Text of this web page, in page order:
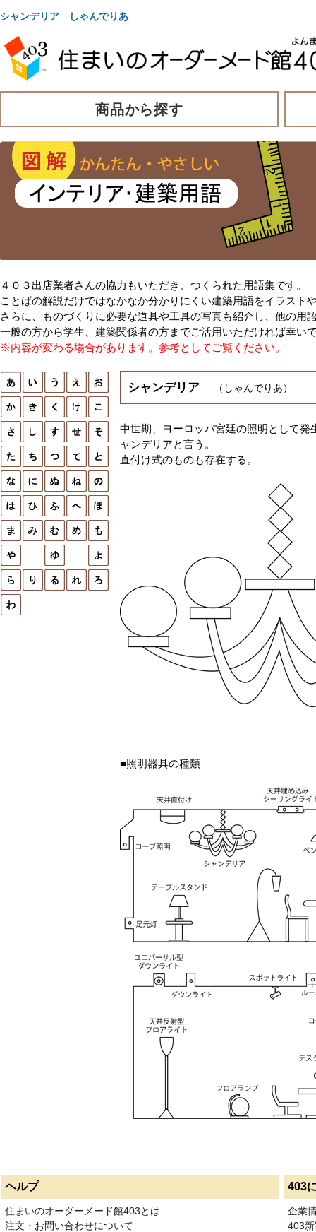
シャンデリア しゃんでりあ
商品から探す
４０３出店業者さんの協力もいただき、つくられた用語集です。
ことばの解説だけではなかなか分かりにくい建築用語をイラスト
さらに、ものづくりに必要な道具や工具の写真も紹介し、他の
一般の方から学生、建築関係者の方までご活用いただければ幸い
※内容が変わる場合があります。参考としてご覧ください。
シャンデリア （しゃんでりあ）
中世期、ヨーロッパ宮廷の照明として
ャンデリアと言う。
直付け式のものも存在する。
■照明器具の種類
ヘルプ 403
住まいのオーダーメード館403とは
注文・お問い合わせについて
企業
403